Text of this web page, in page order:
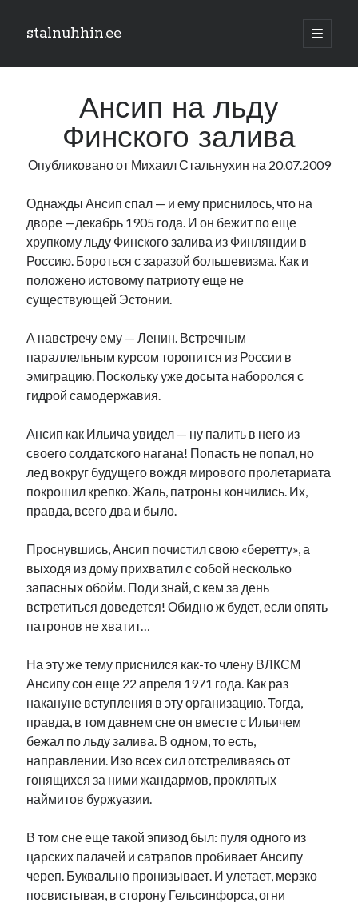
stalnuhhin.ee
отрыть
Боковая
панель
Рубрики
В мире
Книга
Нарва и северо-восток
Образование
Экономика
Юмор
Метки
ансиппиада безработица видео война
в поисках здравого смысла выборы высказывание
евросоюз интервью история кабинетные истории
книга
нацменьшинства образование обучение эстонскому
памятники парад клоунов парламент партия поводырь
подкаст потеряны данные пресса программа
рийгикогу россия русский роман
русскоязычное образование сми ссср
т.х. ильвес
экономика
эстония эстонский язык
Михаил Стальнухин:
Ансип на льду
Финского залива
Опубликовано от Михаил Стальнухин на 20.07.2009
Однажды Ансип спал — и ему приснилось, что на
дворе —декабрь 1905 года. И он бежит по еще
хрупкому льду Финского залива из Финляндии в
Россию. Бороться с заразой большевизма. Как и
положено истовому патриоту еще не
существующей Эстонии.
А навстречу ему — Ленин. Встречным
параллельным курсом торопится из России в
эмиграцию. Поскольку уже досыта наборолся с
гидрой самодержавия.
Ансип как Ильича увидел — ну палить в него из
своего солдатского нагана! Попасть не попал, но
лед вокруг будущего вождя мирового пролетариата
покрошил крепко. Жаль, патроны кончились. Их,
правда, всего два и было.
Проснувшись, Ансип почистил свою «беретту», а
выходя из дому прихватил с собой несколько
запасных обойм. Поди знай, с кем за день
встретиться доведется! Обидно ж будет, если опять
патронов не хватит…
На эту же тему приснился как-то члену ВЛКСМ
Ансипу сон еще 22 апреля 1971 года. Как раз
накануне вступления в эту организацию. Тогда,
правда, в том давнем сне он вместе с Ильичем
бежал по льду залива. В одном, то есть,
направлении. Изо всех сил отстреливаясь от
гонящихся за ними жандармов, проклятых
наймитов буржуазии.
В том сне еще такой эпизод был: пуля одного из
царских палачей и сатрапов пробивает Ансипу
череп. Буквально пронизывает. И улетает, мерзко
посвистывая, в сторону Гельсинфорса, огни